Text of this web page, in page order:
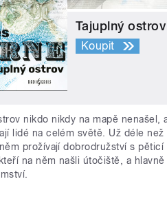
Tajuplný ostrov
Koupit
nikdo nikdy na mapě nenašel,
lidé na celém světě. Už déle než
prožívají dobrodružství s pěticí
na něm našli útočiště, a hlavně